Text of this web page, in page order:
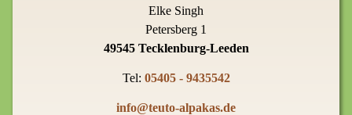
Elke Singh
Petersberg 1
49545 Tecklenburg-Leeden
Tel: 05405 - 9435542
info@teuto-alpakas.de